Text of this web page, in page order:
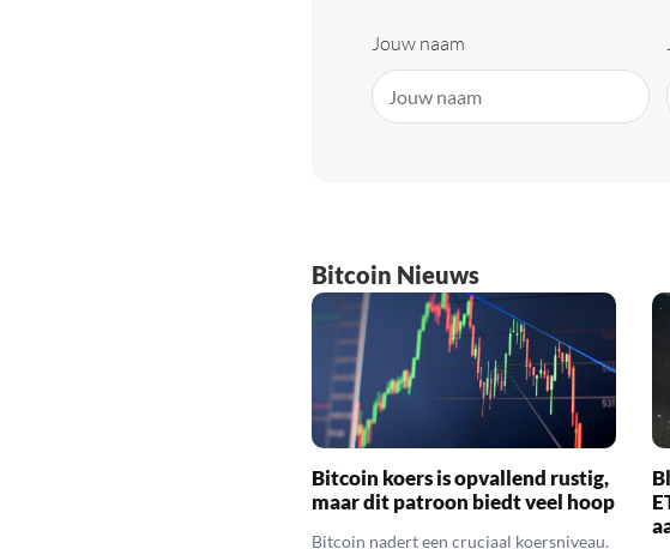
Jouw naam
Bitcoin Nieuws
Bitcoin koers is opvallend rustig,
maar dit patroon biedt veel hoop
Bitcoin nadert een cruciaal koersniveau.